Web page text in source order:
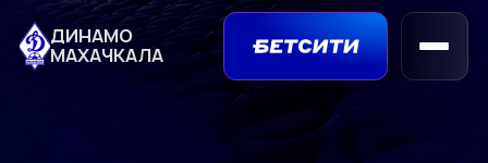
ДИНАМО
МАХАЧКАЛА